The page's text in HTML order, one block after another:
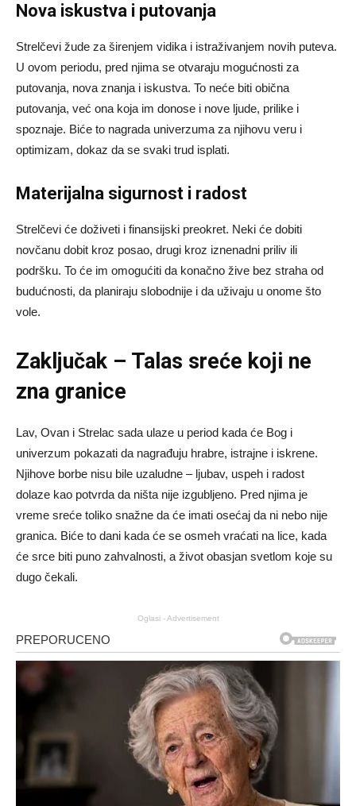
Nova iskustva i putovanja
Strelčevi žude za širenjem vidika i istraživanjem novih puteva.
U ovom periodu, pred njima se otvaraju mogućnosti za
putovanja, nova znanja i iskustva. To neće biti obična
putovanja, već ona koja im donose i nove ljude, prilike i
spoznaje. Biće to nagrada univerzuma za njihovu veru i
optimizam, dokaz da se svaki trud isplati.
Materijalna sigurnost i radost
Strelčevi će doživeti i finansijski preokret. Neki će dobiti
novčanu dobit kroz posao, drugi kroz iznenadni priliv ili
podršku. To će im omogućiti da konačno žive bez straha od
budućnosti, da planiraju slobodnije i da uživaju u onome što
vole.
Zaključak – Talas sreće koji ne
zna granice
Lav, Ovan i Strelac sada ulaze u period kada će Bog i
univerzum pokazati da nagrađuju hrabre, istrajne i iskrene.
Njihove borbe nisu bile uzaludne – ljubav, uspeh i radost
dolaze kao potvrda da ništa nije izgubljeno. Pred njima je
vreme sreće toliko snažne da će imati osećaj da ni nebo nije
granica. Biće to dani kada će se osmeh vraćati na lice, kada
će srce biti puno zahvalnosti, a život obasjan svetlom koje su
dugo čekali.
Oglasi - Advertisement